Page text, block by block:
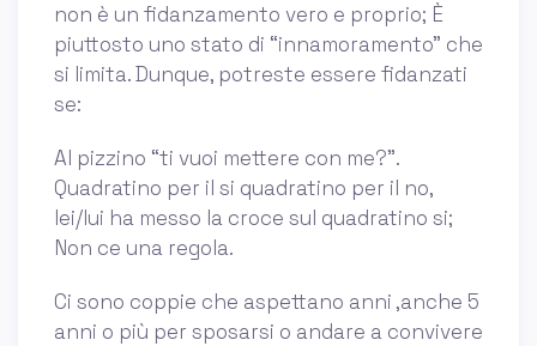
non è un fidanzamento vero e proprio; È
piuttosto uno stato di “innamoramento” che
si limita. Dunque, potreste essere fidanzati
se:
Al pizzino “ti vuoi mettere con me?”.
Quadratino per il si quadratino per il no,
lei/lui ha messo la croce sul quadratino si;
Non ce una regola.
Ci sono coppie che aspettano anni ,anche 5
anni o più per sposarsi o andare a convivere